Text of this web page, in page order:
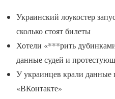
Украинский лоукостер
сколько стоят билеты
Хотели «***рить
данные судей и
У украинцев крали данные
«ВКонтакте»